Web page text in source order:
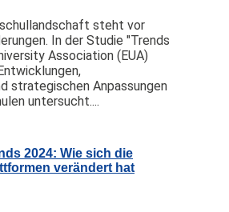
steht vor
In der Studie "Trends
Association (EUA)
strategischen Anpassungen
untersucht....
2024: Wie sich die
verändert hat